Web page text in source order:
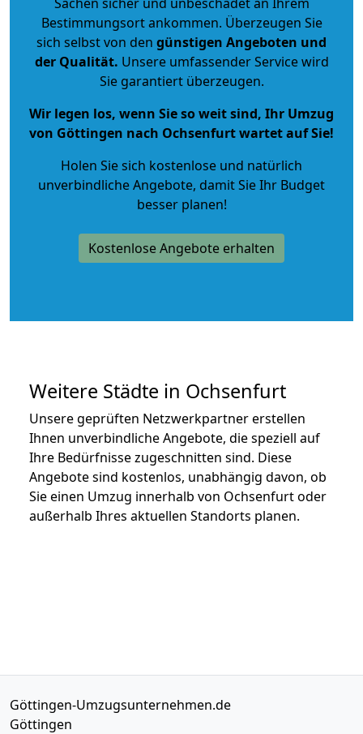
Bestimmungsort ankommen. Überzeugen Sie
sich selbst von den günstigen Angeboten und
der Qualität. Unsere umfassender Service wird
Sie garantiert überzeugen.
Wir legen los, wenn Sie so weit sind, Ihr Umzug
von Göttingen nach Ochsenfurt wartet auf Sie!
Holen Sie sich kostenlose und natürlich
unverbindliche Angebote, damit Sie Ihr Budget
besser planen!
Kostenlose Angebote erhalten
Weitere Städte in Ochsenfurt
Unsere geprüften Netzwerkpartner erstellen
Ihnen unverbindliche Angebote, die speziell auf
Ihre Bedürfnisse zugeschnitten sind. Diese
Angebote sind kostenlos, unabhängig davon, ob
Sie einen Umzug innerhalb von Ochsenfurt oder
außerhalb Ihres aktuellen Standorts planen.
Göttingen-Umzugsunternehmen.de
Göttingen